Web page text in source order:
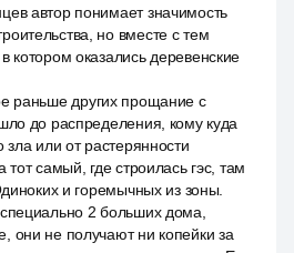
автор понимает значимость
но вместе с тем
котором оказались деревенские
раньше других прощание с
до распределения, кому куда
зла или от растерянности
самый, где строилась гэс, там
и горемычных из зоны.
2 больших дома,
они не получают ни копейки за